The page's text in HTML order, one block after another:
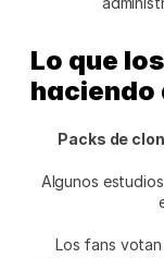
Lo que
haciendo
Packs de
Algunos
Los fans